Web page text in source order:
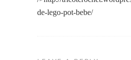
de-lego-pot-bebe/